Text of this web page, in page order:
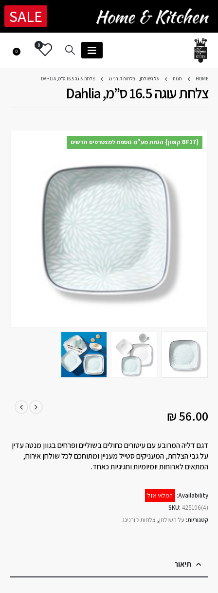
SALE
0
0
HOME חנות על השולחן, צלחות קורנינג צלחת עוגה 16.5 ס”מ, DAHLIA
צלחת עוגה 16.5 ס”מ, Dahlia
₪56.00
דגם דליה המרובע עם עיטורים כחולים בשוליים ופרחים בגוון מנטה עדין
על גבי הצלחת, המעניקים סטייל מעניין ומתוחכם לכל שולחן אירוח,
המתאים לארוחות יומיומיות וחגיגיות כאחד.
Availability:
המלאי אזל
SKU: 425106(4)
קטגוריות: על השולחן, צלחות קורנינג
{BF17 קופון} הנחת מע"מ נוספת למצטרפים חדשים
תיאור